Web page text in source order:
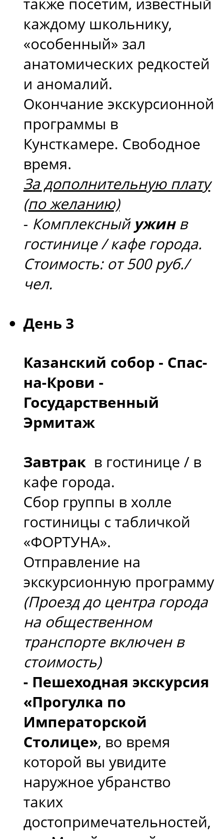
каждому школьнику,
«особенный» зал
анатомических редкостей
и аномалий.
Окончание экскурсионной
программы в
Кунсткамере. Свободное
время.
За дополнительную плату
(по желанию)
- Комплексный ужинв
гостинице / кафе города.
Стоимость: от 500 руб./
чел.
День 3
Казанский собор - Спас-
на-Крови -
Государственный
Эрмитаж
Завтрак в гостинице / в
кафе города.
Сбор группы в холле
гостиницы с табличкой
«ФОРТУНА».
Отправление на
экскурсионную программу
(Проезд до центра города
на общественном
транспорте включен в
стоимость)
- Пешеходная экскурсия
«Прогулка по
Императорской
Столице», во время
которой вы увидите
наружное убранство
таких
достопримечательностей,